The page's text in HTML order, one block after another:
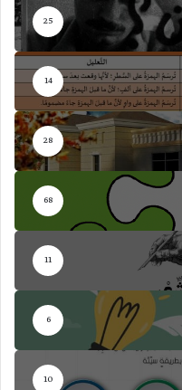
25
14
28
68
11
6
10